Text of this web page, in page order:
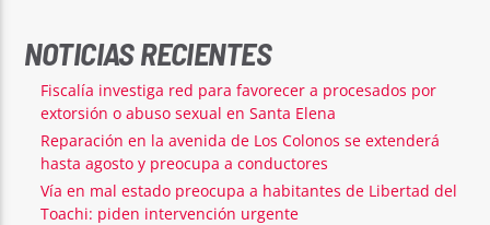
NOTICIAS RECIENTES
Fiscalía investiga red para favorecer a procesados por
extorsión o abuso sexual en Santa Elena
Reparación en la avenida de Los Colonos se extenderá
hasta agosto y preocupa a conductores
Vía en mal estado preocupa a habitantes de Libertad del
Toachi: piden intervención urgente